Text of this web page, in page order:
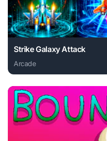
Strike Galaxy Attack
Arcade
Play Strike Galaxy Attack